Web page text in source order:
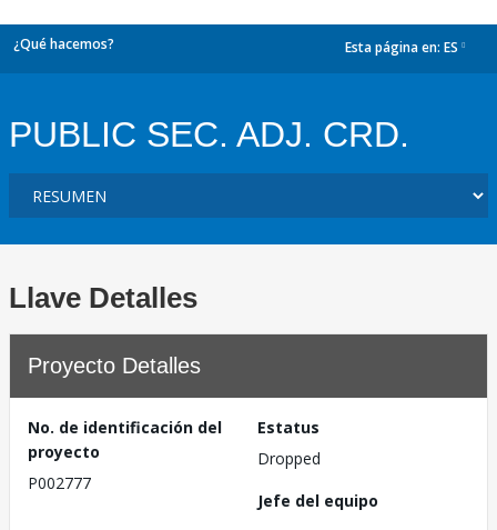
¿Qué hacemos? Esta página en: ES
PUBLIC SEC. ADJ. CRD.
Llave Detalles
Proyecto Detalles
No. de identificación del
proyecto
P002777
Estatus
Dropped
Jefe del equipo